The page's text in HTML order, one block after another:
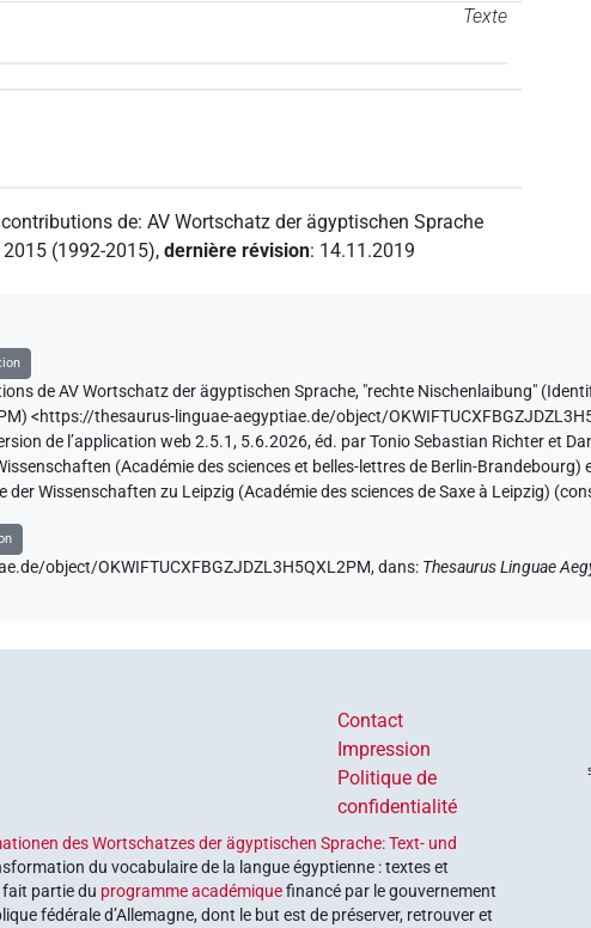
Texte
de:AV Wortschatz der ägyptischen Sprache
(1992-2015),dernière révision: 14.11.2019
de AV Wortschatz der ägyptischen Sprache, "rechte Nischenlaibung" (
)<https://thesaurus-linguae-aegyptiae.de/object/
de l’application web 2.5.1, 5.6.2026, éd. par Tonio Sebastian Richter et
(Académie des sciences et belles-lettres de Berlin-Brandebourg)
der Wissenschaften zu Leipzig (Académie des sciences de Saxe à Leipzig)
object/OKWIFTUCXFBGZJDZL3H5QXL2PM,dans: Thesaurus Linguae
Contact
Impression
Politique de
confidentialité
des Wortschatzes der ägyptischen Sprache: Text- und
du vocabulaire de la langue égyptienne : textes et
fait partie du programme académiquefinancé par le gouvernement
fédérale d’Allemagne, dont le but est de préserver, retrouver et